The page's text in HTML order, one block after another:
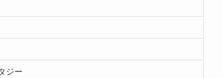
ジー